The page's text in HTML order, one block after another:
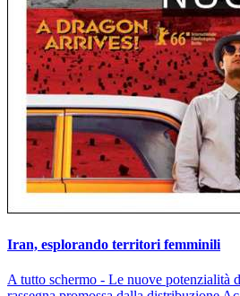
Iran, esplorando territori femminili
A tutto schermo - Le nuove potenzialità